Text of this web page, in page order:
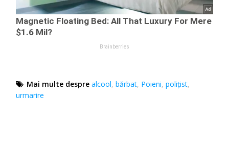
Mai multe despre alcool,bărbat, Poieni,polițist,
urmarire